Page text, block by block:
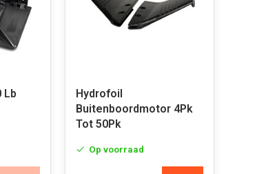
Lb
Hydrofoil
Buitenboordmotor 4Pk
Tot 50Pk
Op voorraad